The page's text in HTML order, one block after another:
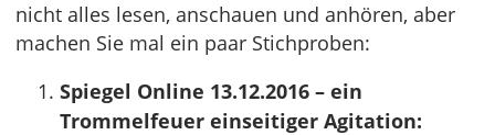
nicht alles lesen, anschauen und anhören, aber
machen Sie mal ein paar Stichproben:
Spiegel Online 13.12.2016 – ein
Trommelfeuer einseitiger Agitation: